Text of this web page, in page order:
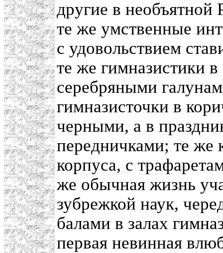
другие в необъятной
те же умственные
с удовольствием
те же гимназистики
серебряными
гимназисточки в
черными, а в
передничками; те же
корпуса, с
же обычная жизнь
зубрежкой наук,
балами в залах
первая невинная